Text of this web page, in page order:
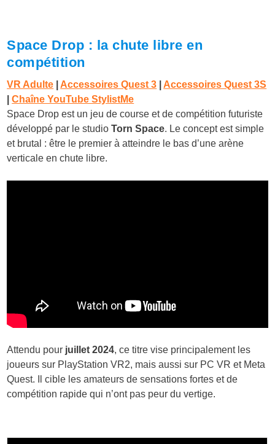
Space Drop : la chute libre en
compétition
VR Adulte Accessoires Quest 3
Accessoires Quest 3S
|Chaîne YouTube StylistMe
Space Drop est un jeu de course et de compétition futuriste
développé par le studioTorn Space. Le concept est simple
et brutal : être le premier à atteindre le bas d’une arène
verticale en chute libre.
Attendu pour juillet 2024, ce titre vise principalement les
joueurs sur PlayStation VR2, mais aussi sur PC VR et Meta
Quest. Il cible les amateurs de sensations fortes et de
compétition rapide qui n’ont pas peur du vertige.